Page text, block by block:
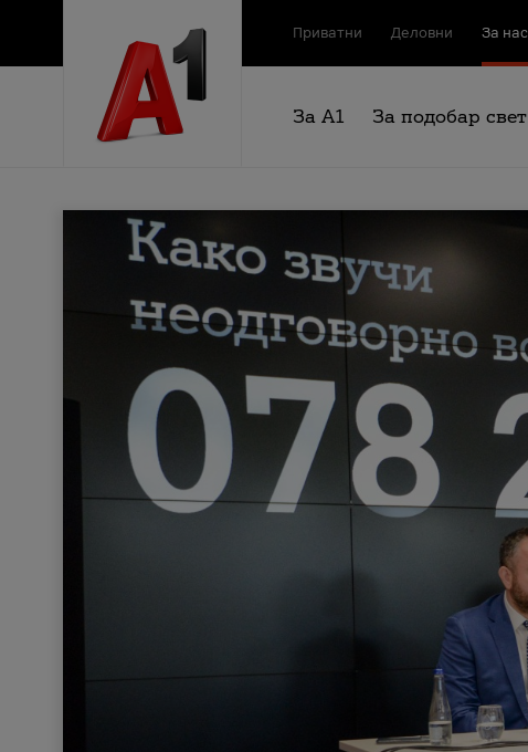
Приватни Деловни За нас
За А1 За подобар свет